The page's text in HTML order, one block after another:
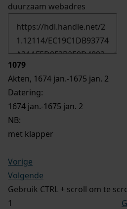
duurzaam webadres
1079
Akten, 1674 jan.-1675 jan. 2
Datering:
1674 jan.-1675 jan. 2
NB:
met klapper
Vorige
Volgende
Gebruik CTRL + scroll om te